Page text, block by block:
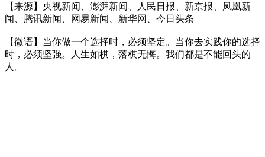
【来源】央视新闻、澎湃新闻、人民日报、新京报、凤凰新
闻、腾讯新闻、网易新闻、新华网、今日头条
【微语】当你做一个选择时，必须坚定。当你去实践你的选择
时，必须坚强。人生如棋，落棋无悔。我们都是不能回头的
人。